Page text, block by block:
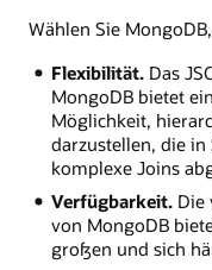
Wählen Sie
Flexibilität.Das
MongoDB bietet
Möglichkeit,
darzustellen, die
komplexe Joins
Verfügbarkeit.Die
von MongoDB
großen und sich